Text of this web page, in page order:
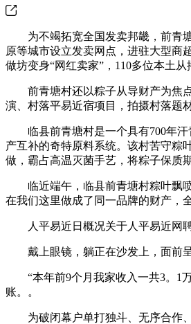
为不竭拓宽全国发卖邦畿，前青塘
原等城市设立发卖网点，进驻大型商
做坊变身“网红卖家”，110多位本土
前青塘村还以粽子从导财产为焦点
演、村落平易近宿项目，拍摄村落题
临县前青塘村是一个具有700年汗
产互补的奇特原料系统。该村苦守粽
做，霸占高温灭菌手艺，将粽子保质
临近端午，临县前青塘村粽叶飘喷
在我们这里做成了同一品牌的财产，
人平易近日概况关于人平易近网聘
戴上眼镜，躺正在沙发上，面前呈
“本年前9个月我家收入一共3。1万
账。。
为破闭幕户单打独斗、无序合作、